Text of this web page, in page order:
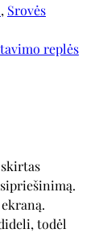
, Srovės
replės
todėl